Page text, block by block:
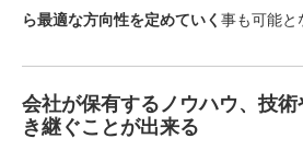
ら最適な方向性を定めていく 事も可能と
会社が保有するノウハウ、技術
き継ぐことが出来る